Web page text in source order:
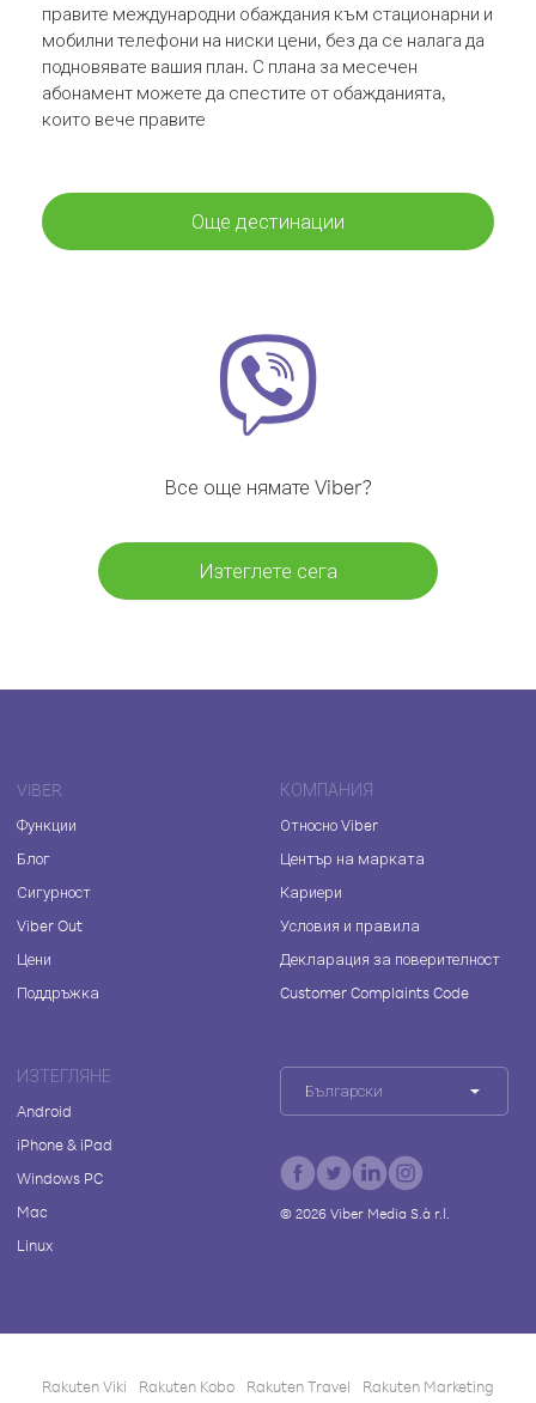
правите международни обаждания към стационарни и
мобилни телефони на ниски цени, без да се налага да
подновявате вашия план. С плана за месечен
абонамент можете да спестите от обажданията,
които вече правите
Още дестинации
Все още нямате Viber?
Изтеглете сега
VIBER
Функции
Блог
Сигурност
Viber Out
Цени
Поддръжка
КОМПАНИЯ
Относно Viber
Център на марката
Кариери
Условия и правила
Декларация за поверителност
Customer Complaints Code
ИЗТЕГЛЯНЕ
Android
iPhone & iPad
Windows PC
Mac
Linux
Български
© 2026Viber Media S.à r.l.
Rakuten Viki Rakuten Kobo Rakuten Travel Rakuten Marketing